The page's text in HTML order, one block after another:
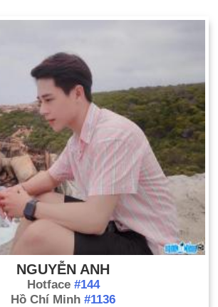
NGUYỄN ANH
Hotface #144
Hồ Chí Minh #1136